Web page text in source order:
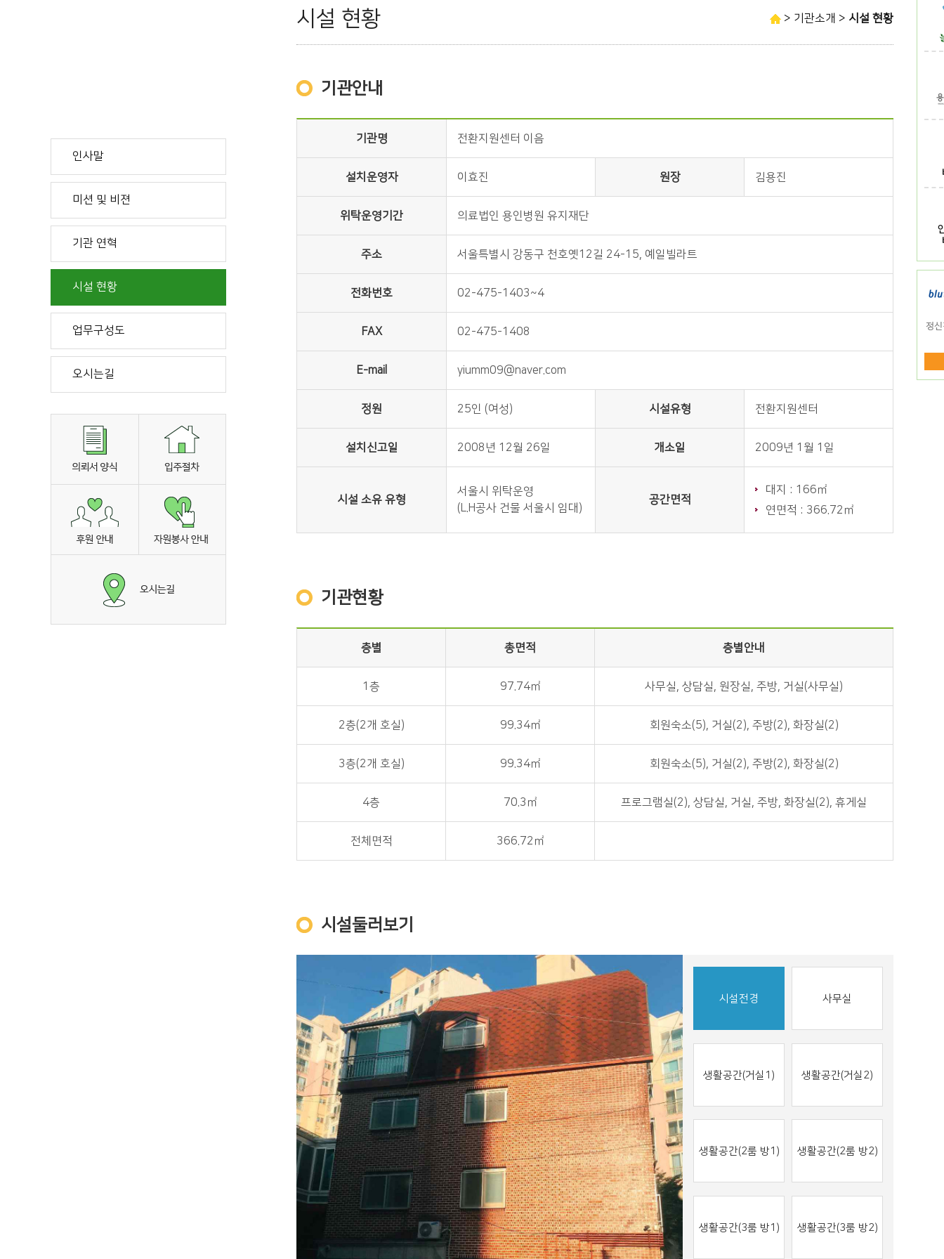
인사말
미션 및 비젼
기관 연혁
시설 현황
업무구성도
오시는길
시설 현황 > 기관소개 > 시설 현황
기관안내
기관명 전환지원센터 이음
설치운영자 이효진 원장 김용진
위탁운영기간 의료법인 용인병원 유지재단
주소 서울특별시 강동구 천호옛12길 24-15, 예일빌라트
전화번호 02-475-1403~4
FAX 02-475-1408
E-mail yiumm09@naver.com
정원 25인 (여성) 시설유형 전환지원센터
설치신고일 2008년 12월 26일 개소일 2009년 1월 1일
시설 소유 유형
서울시 위탁운영
(L.H공사 건물 서울시 임대)
공간면적
대지 : 166㎡
연면적 : 366.72㎡
기관현황
층별 총면적 층별안내
1층 97.74㎡ 사무실, 상담실, 원장실, 주방, 거실(사무실)
2층(2개 호실) 99.34㎡ 회원숙소(5), 거실(2), 주방(2), 화장실(2)
3층(2개 호실) 99.34㎡ 회원숙소(5), 거실(2), 주방(2), 화장실(2)
4층 70.3㎡ 프로그램실(2), 상담실, 거실, 주방, 화장실(2), 휴게실
전체면적 366.72㎡
시설둘러보기
시설전경 사무실
생활공간(거실1) 생활공간(거실2)
생활공간(2룸 방1) 생활공간(2룸 방2)
생활공간(3룸 방1) 생활공간(3룸 방2)